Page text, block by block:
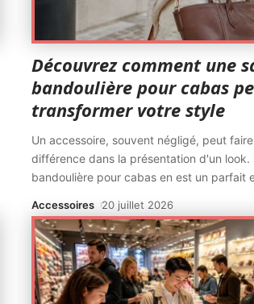
Découvrez comment une
bandoulière pour cabas
transformer votre style
Un accessoire, souvent négligé, peut
différence dans la présentation d'un look.
bandoulière pour cabas en est un parfait
Accessoires 20 juillet 2026